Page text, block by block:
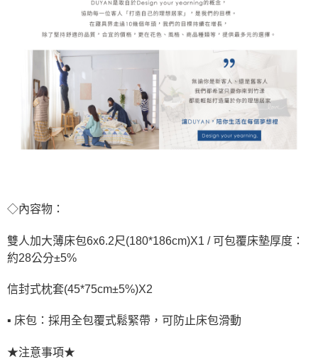
◇內容物：
雙人加大薄床包6x6.2尺(180*186cm)X1 / 可包覆床墊厚度：
約28公分±5%
信封式枕套(45*75cm±5%)X2
▪ 床包：採用全包覆式鬆緊帶，可防止床包滑動
★注意事項★